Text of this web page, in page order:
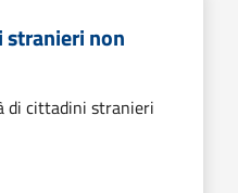
non
di cittadini stranieri